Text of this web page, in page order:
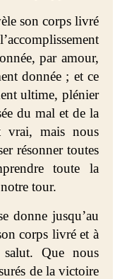
son corps livré
par amour,
donnée ; et ce
ultime, plénier
du mal et de la
vrai, mais nous
résonner toutes
toute la
tour.
donne jusqu’au
corps livré et à
Que nous
de la victoire